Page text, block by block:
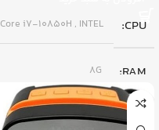
CPU
Core i7-10850H , INTEL
RAM
8G
SSD
512G